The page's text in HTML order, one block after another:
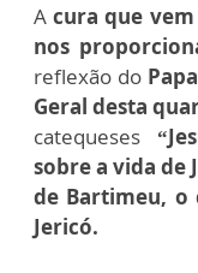
Acura que vem
nos
reflexão do
Geral desta
catequeses
sobre a vida de
de Bartimeu, o
Jericó.